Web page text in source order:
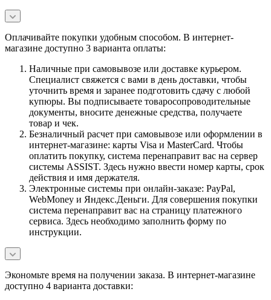
Оплачивайте покупки удобным способом. В интернет-
магазине доступно 3 варианта оплаты:
Наличные при самовывозе или доставке курьером.
Специалист свяжется с вами в день доставки, чтобы
уточнить время и заранее подготовить сдачу с любой
купюры. Вы подписываете товаросопроводительные
документы, вносите денежные средства, получаете
товар и чек.
Безналичный расчет при самовывозе или оформлении в
интернет-магазине: карты Visa и MasterCard. Чтобы
оплатить покупку, система перенаправит вас на сервер
системы ASSIST. Здесь нужно ввести номер карты, срок
действия и имя держателя.
Электронные системы при онлайн-заказе: PayPal,
WebMoney и Яндекс.Деньги. Для совершения покупки
система перенаправит вас на страницу платежного
сервиса. Здесь необходимо заполнить форму по
инструкции.
Экономьте время на получении заказа. В интернет-магазине
доступно 4 варианта доставки: